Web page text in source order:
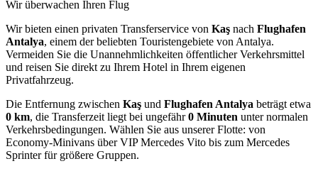
Wir überwachen Ihren Flug
Wir bieten einen privaten Transferservice von Kaş nach Flughafen
Antalya, einem der beliebten Touristengebiete von Antalya.
Vermeiden Sie die Unannehmlichkeiten öffentlicher Verkehrsmittel
und reisen Sie direkt zu Ihrem Hotel in Ihrem eigenen
Privatfahrzeug.
Die Entfernung zwischen Kaş und Flughafen Antalya beträgt etwa
0 km, die Transferzeit liegt bei ungefähr0 Minuten unter normalen
Verkehrsbedingungen. Wählen Sie aus unserer Flotte: von
Economy-Minivans über VIP Mercedes Vito bis zum Mercedes
Sprinter für größere Gruppen.